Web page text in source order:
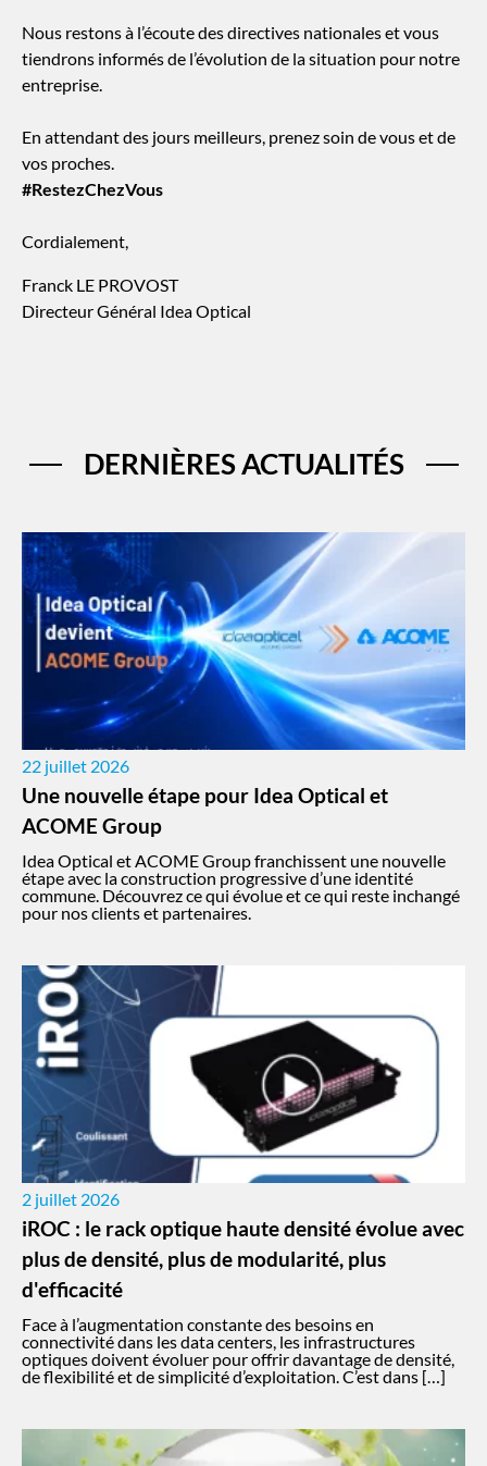
Nous restons à l’écoute des directives nationales et vous
tiendrons informés de l’évolution de la situation pour notre
entreprise.
En attendant des jours meilleurs, prenez soin de vous et de
vos proches.
#RestezChezVous
Cordialement,
Franck LE PROVOST
Directeur Général Idea Optical
DERNIÈRES ACTUALITÉS
22 juillet 2026
Une nouvelle étape pour Idea Optical et
ACOME Group
Idea Optical et ACOME Group franchissent une nouvelle
étape avec la construction progressive d’une identité
commune. Découvrez ce qui évolue et ce qui reste inchangé
pour nos clients et partenaires.
2 juillet 2026
iROC : le rack optique haute densité évolue avec
plus de densité, plus de modularité, plus
d'efficacité
Face à l’augmentation constante des besoins en
connectivité dans les data centers, les infrastructures
optiques doivent évoluer pour offrir davantage de densité,
de flexibilité et de simplicité d’exploitation. C’est dans […]